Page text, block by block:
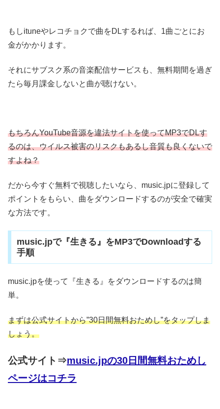
もしituneやレコチョクで曲をDLするれば、1曲ごとにお
金がかかります。
それにサブスク系の音楽配信サービスも、無料期間を過ぎ
たら毎月課金しないと曲が聴けない。
もちろんYouTube音源を違法サイトを使ってMP3でDLす
るのは、ウイルス被害のリスクもあるし音質も良くないで
すよね？
だから今すぐ無料で視聴したいなら、music.jpに登録して
ポイントをもらい、曲をダウンロードするのが安全で確実
な方法です。
music.jpで『生きる』をMP3でDownloadする
手順
music.jpを使って『生きる』をダウンロードするのは簡
単。
まずは公式サイトから”30日間無料おためし”をタップしま
しょう。
公式サイト⇒music.jpの30日間無料おためし
ページはコチラ